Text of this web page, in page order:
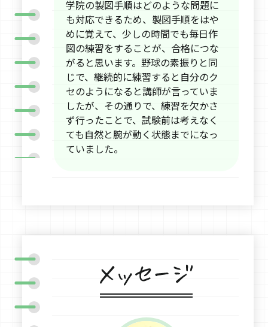
学院の製図手順はどのような問題に
も対応できるため、製図手順をはや
めに覚えて、少しの時間でも毎日作
図の練習をすることが、合格につな
がると思います。野球の素振りと同
じで、継続的に練習すると自分のク
セのようになると講師が言っていま
したが、その通りで、練習を欠かさ
ず行ったことで、試験前は考えなく
ても自然と腕が動く状態までになっ
ていました。